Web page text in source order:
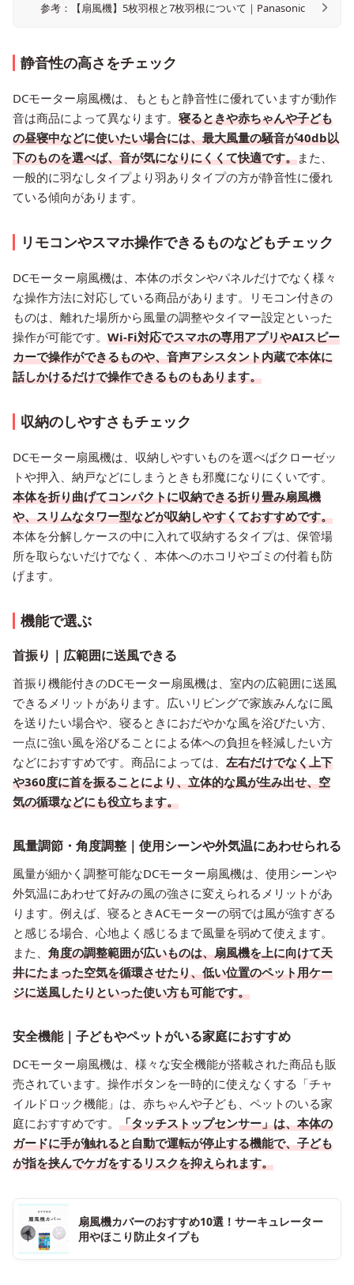
参考：【扇風機】5枚羽根と7枚羽根について｜Panasonic
静音性の高さをチェック
DCモーター扇風機は、もともと静音性に優れていますが動作
音は商品によって異なります。 寝るときや赤ちゃんや子ども
の昼寝中などに使いたい場合には、最大風量の騒音が40db以
下のものを選べば、音が気になりにくくて快適です。また、
一般的に羽なしタイプより羽ありタイプの方が静音性に優れ
ている傾向があります。
リモコンやスマホ操作できるものなどもチェック
DCモーター扇風機は、本体のボタンやパネルだけでなく様々
な操作方法に対応している商品があります。リモコン付きの
ものは、離れた場所から風量の調整やタイマー設定といった
操作が可能です。 Wi-Fi対応でスマホの専用アプリやAIスピー
カーで操作ができるものや、音声アシスタント内蔵で本体に
話しかけるだけで操作できるものもあります。
収納のしやすさもチェック
DCモーター扇風機は、収納しやすいものを選べばクローゼッ
トや押入、納戸などにしまうときも邪魔になりにくいです。
本体を折り曲げてコンパクトに収納できる折り畳み扇風機
や、スリムなタワー型などが収納しやすくておすすめです。
本体を分解しケースの中に入れて収納するタイプは、保管場
所を取らないだけでなく、本体へのホコリやゴミの付着も防
げます。
機能で選ぶ
首振り｜広範囲に送風できる
首振り機能付きのDCモーター扇風機は、室内の広範囲に送風
できるメリットがあります。広いリビングで家族みんなに風
を送りたい場合や、寝るときにおだやかな風を浴びたい方、
一点に強い風を浴びることによる体への負担を軽減したい方
などにおすすめです。商品によっては、 左右だけでなく上下
や360度に首を振ることにより、立体的な風が生み出せ、空
気の循環などにも役立ちます。
風量調節・角度調整｜使用シーンや外気温にあわせられる
風量が細かく調整可能なDCモーター扇風機は、使用シーンや
外気温にあわせて好みの風の強さに変えられるメリットがあ
ります。例えば、寝るときACモーターの弱では風が強すぎる
と感じる場合、心地よく感じるまで風量を弱めて使えます。
また、 角度の調整範囲が広いものは、扇風機を上に向けて天
井にたまった空気を循環させたり、低い位置のペット用ケー
ジに送風したりといった使い方も可能です。
安全機能｜子どもやペットがいる家庭におすすめ
DCモーター扇風機は、様々な安全機能が搭載された商品も販
売されています。操作ボタンを一時的に使えなくする「チャ
イルドロック機能」は、赤ちゃんや子ども、ペットのいる家
庭におすすめです。 「タッチストップセンサー」は、本体の
ガードに手が触れると自動で運転が停止する機能で、子ども
が指を挟んでケガをするリスクを抑えられます。
扇風機カバーのおすすめ10選！サーキュレーター
用やほこり防止タイプも